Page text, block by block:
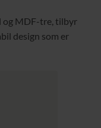
og MDF-tre, tilbyr
design som er